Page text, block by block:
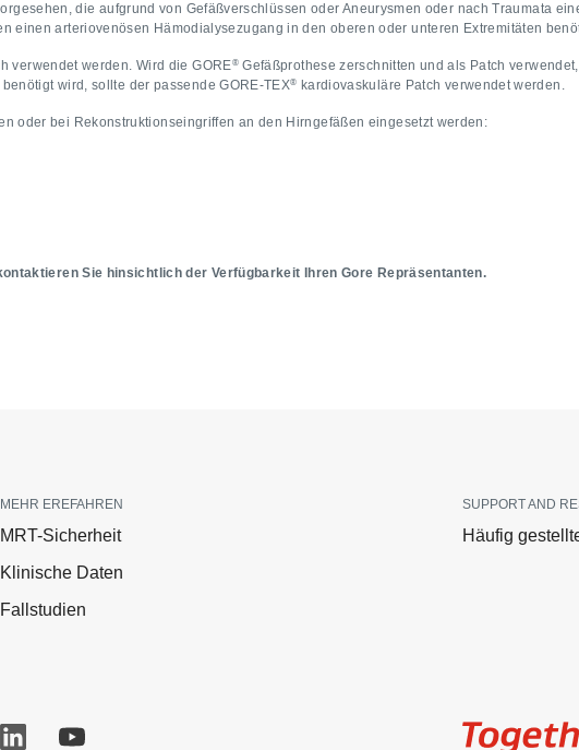
die aufgrund von Gefäßverschlüssen oder Aneurysmen oder nach Traumata
einen arteriovenösen Hämodialysezugang in den oberen oder unteren Extremitäten
verwendet werden. Wird die GORE®Gefäßprothese zerschnitten und als Patch
wird, sollte der passende GORE-TEX® kardiovaskuläre Patch verwendet werden.
oder bei Rekonstruktionseingriffen an den Hirngefäßen eingesetzt werden:
Sie hinsichtlich der Verfügbarkeit Ihren Gore Repräsentanten.
MEHR EREFAHREN
MRT-Sicherheit
Klinische Daten
Fallstudien
SUPPORT AND
Häufig
Image